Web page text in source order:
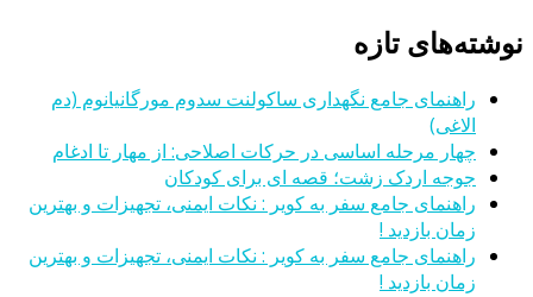
نوشته‌های تازه
راهنمای جامع نگهداری ساکولنت سدوم مورگانیانوم (دم
الاغی)
چهار مرحله اساسی در حرکات اصلاحی: از مهار تا ادغام
جوجه اردک زشت؛ قصه ای برای کودکان
راهنمای جامع سفر به کویر : نکات ایمنی، تجهیزات و بهترین
زمان بازدید !
راهنمای جامع سفر به کویر : نکات ایمنی، تجهیزات و بهترین
زمان بازدید !